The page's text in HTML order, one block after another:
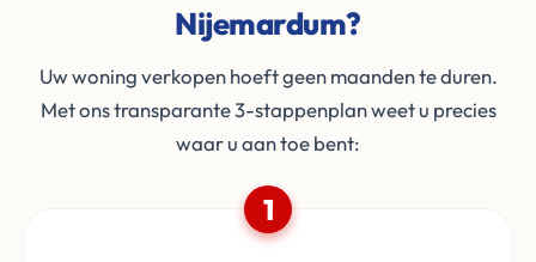
Nijemardum?
Uw woning verkopen hoeft geen maanden te duren.
Met ons transparante 3-stappenplan weet u precies
waar u aan toe bent:
1